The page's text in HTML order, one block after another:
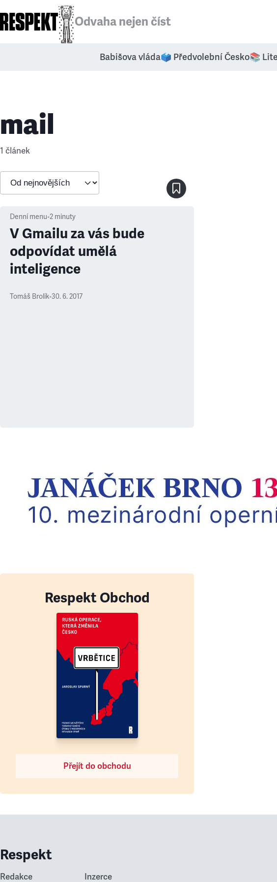
Odvaha nejen číst
Babišova vláda🗳️ Předvolební Česko📚
mail
1 článek
Denní menu•2 minuty
V Gmailu za vás bude
odpovídat umělá
inteligence
Tomáš Brolík•30. 6. 2017
Respekt Obchod
Přejít do obchodu
Respekt
Redakce Inzerce